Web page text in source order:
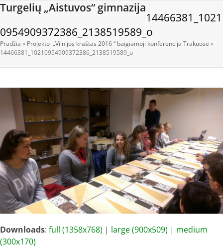
Skip
content
Turgelių „Aistuvos“ gimnazija
Open
menu
Close
menu
14466381_1021
0954909372386_2138519589_o
Pradžia » Projekto „Vilnijos kraštas 2016 “ baigiamoji konferencija Trakuose »
14466381_10210954909372386_2138519589_o
Downloads: full (1358x768) | large (900x509) | medium
(300x170)